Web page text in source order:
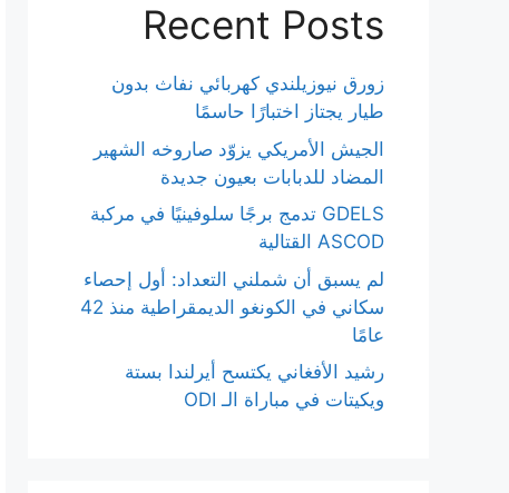
Recent Posts
زورق نيوزيلندي كهربائي نفاث بدون
طيار يجتاز اختبارًا حاسمًا
الجيش الأمريكي يزوّد صاروخه الشهير
المضاد للدبابات بعيون جديدة
GDELS تدمج برجًا سلوفينيًا في مركبة
ASCOD القتالية
لم يسبق أن شملني التعداد: أول إحصاء
سكاني في الكونغو الديمقراطية منذ 42
عامًا
رشيد الأفغاني يكتسح أيرلندا بستة
ويكيتات في مباراة الـ ODI